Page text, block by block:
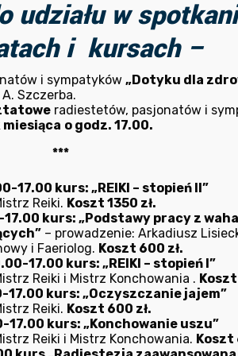
z organizmu. Działa na zasadzie
podciśnienie i ciepłe
rurki świecy. Po zapaleniu płomień
z :
likwiduje swędzenie, głuchotę,
odpornościowego),
i oskrzeli,
mięśniowymi, zwłaszcza w
ruchowe, migrenowe),
szczękowych),
udziału w
i kursach –
i sympatyków „Dotyku dla
Szczerba.
radiestetów, pasjonatów i
o godz. 17.00.
***
17.00 kurs: „REIKI – stopień II”
Reiki. Koszt 1350 zł.
kurs: „Podstawy pracy z
– prowadzenie: Arkadiusz
i Faeriolog. Koszt 600 zł.
17.00 kurs: „REIKI – stopień I”
Reiki i Mistrz Konchowania . Koszt
kurs: „Oczyszczanie jajem”
Reiki. Koszt 600 zł.
kurs: „Konchowanie uszu”
Reiki i Mistrz Konchowania. Koszt